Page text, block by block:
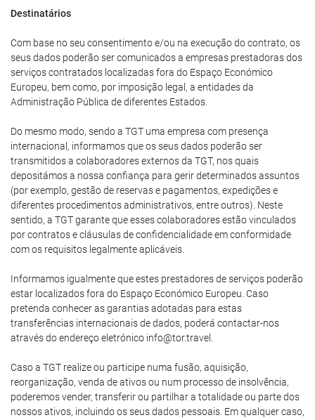
Destinatários
Com base no seu consentimento e/ou na execução do contrato, os
seus dados poderão ser comunicados a empresas prestadoras dos
serviços contratados localizadas fora do Espaço Económico
Europeu, bem como, por imposição legal, a entidades da
Administração Pública de diferentes Estados.
Do mesmo modo, sendo a TGT uma empresa com presença
internacional, informamos que os seus dados poderão ser
transmitidos a colaboradores externos da TGT, nos quais
depositámos a nossa confiança para gerir determinados assuntos
(por exemplo, gestão de reservas e pagamentos, expedições e
diferentes procedimentos administrativos, entre outros). Neste
sentido, a TGT garante que esses colaboradores estão vinculados
por contratos e cláusulas de confidencialidade em conformidade
com os requisitos legalmente aplicáveis.
Informamos igualmente que estes prestadores de serviços poderão
estar localizados fora do Espaço Económico Europeu. Caso
pretenda conhecer as garantias adotadas para estas
transferências internacionais de dados, poderá contactar-nos
através do endereço eletrónico info@tor.travel.
Caso a TGT realize ou participe numa fusão, aquisição,
reorganização, venda de ativos ou num processo de insolvência,
poderemos vender, transferir ou partilhar a totalidade ou parte dos
nossos ativos, incluindo os seus dados pessoais. Em qualquer caso,